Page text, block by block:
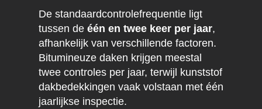
De standaardcontrolefrequentie ligt
tussen de één en twee keer per jaar,
afhankelijk van verschillende factoren.
Bitumineuze daken krijgen meestal
twee controles per jaar, terwijl kunststof
dakbedekkingen vaak volstaan met één
jaarlijkse inspectie.